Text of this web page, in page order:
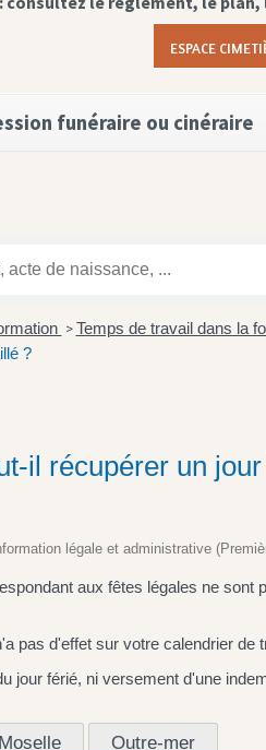
ESPACE
funéraire ou cinéraire
> Temps de travail dans la
?
il récupérer un
légale et administrative
aux fêtes légales ne
pas d'effet sur votre calendrier de
jour férié, ni versement d'une
Outre-mer